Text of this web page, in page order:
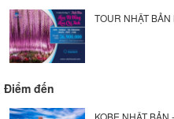
TOUR NHẬT
Điểm đến
KOBE NHẬT